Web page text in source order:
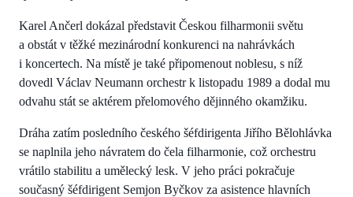
Karel Ančerl dokázal představit Českou filharmonii světu
a obstát v těžké mezinárodní konkurenci na nahrávkách
i koncertech. Na místě je také připomenout noblesu, s níž
dovedl Václav Neumann orchestr k listopadu 1989 a dodal mu
odvahu stát se aktérem přelomového dějinného okamžiku.
Dráha zatím posledního českého šéfdirigenta Jiřího Bělohlávka
se naplnila jeho návratem do čela filharmonie, což orchestru
vrátilo stabilitu a umělecký lesk. V jeho práci pokračuje
současný šéfdirigent Semjon Byčkov za asistence hlavních